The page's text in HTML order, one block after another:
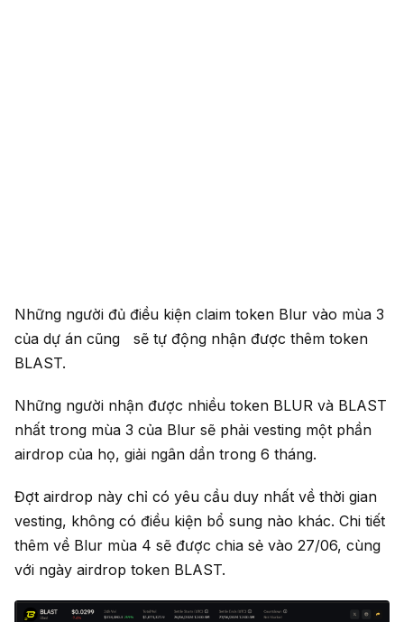
Những người đủ điều kiện claim token Blur vào mùa 3
của dự án cũng sẽ tự động nhận được thêm token
BLAST.
Những người nhận được nhiều token BLUR và BLAST
nhất trong mùa 3 của Blur sẽ phải vesting một phần
airdrop của họ, giải ngân dần trong 6 tháng.
Đợt airdrop này chỉ có yêu cầu duy nhất về thời gian
vesting, không có điều kiện bổ sung nào khác. Chi tiết
thêm về Blur mùa 4 sẽ được chia sẻ vào 27/06, cùng
với ngày airdrop token BLAST.